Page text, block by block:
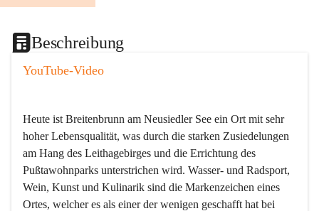
Beschreibung
YouTube-Video
Heute ist Breitenbrunn am Neusiedler See ein Ort mit sehr
hoher Lebensqualität, was durch die starken Zusiedelungen
am Hang des Leithagebirges und die Errichtung des
Pußtawohnparks unterstrichen wird. Wasser- und Radsport,
Wein, Kunst und Kulinarik sind die Markenzeichen eines
Ortes, welcher es als einer der wenigen geschafft hat bei